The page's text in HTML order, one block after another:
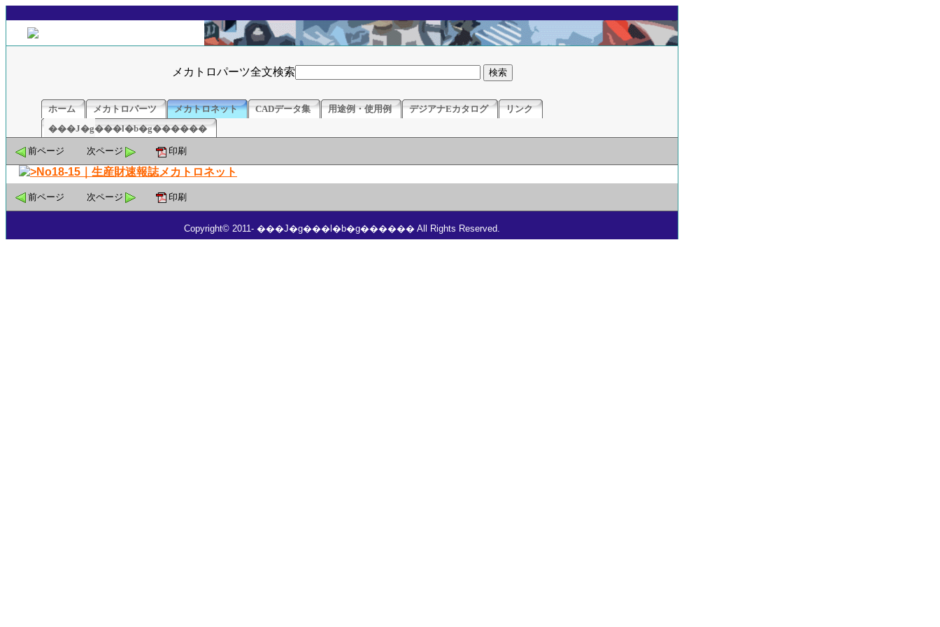
メカトロパーツ全文検索
ホーム メカトロパーツ メカトロネット CADデータ集 用途例・使用例 デジアナEカタログ
リンク
���J�g���l�b�g������
前ページ 次ページ 印刷
前ページ 次ページ 印刷
Copyright© 2011- ���J�g���l�b�g������ All Rights Reserved.